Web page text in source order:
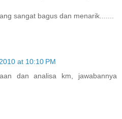
sangat bagus dan menarik.......
at 10:10 PM
dan analisa km, jawabannya